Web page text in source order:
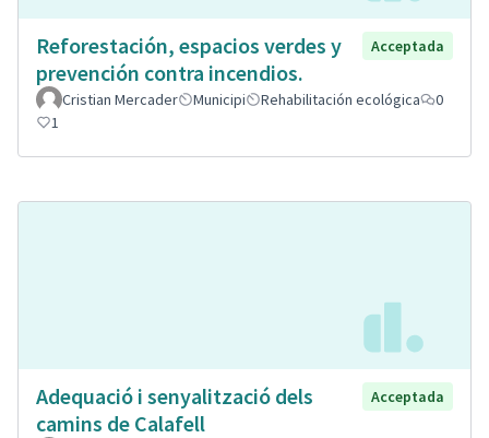
Reforestación, espacios verdes y
prevención contra incendios.
Acceptada
Cristian Mercader Municipi Rehabilitación ecológica
0
1
Adequació i senyalització dels
camins de Calafell
Acceptada